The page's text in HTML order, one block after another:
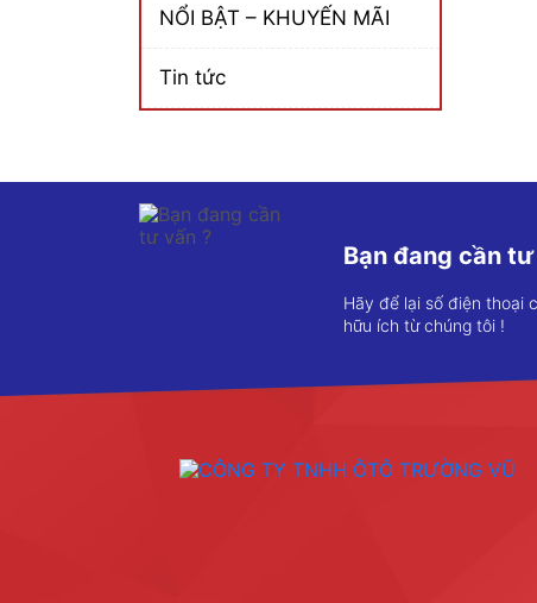
NỔI BẬT – KHUYẾN MÃI
Tin tức
Bạn đang cần
Hãy để lại số điện thoại
hữu ích từ chúng tôi !